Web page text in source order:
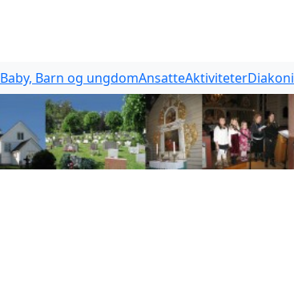
Baby, Barn og ungdomAnsatteAktiviteterDiakoni